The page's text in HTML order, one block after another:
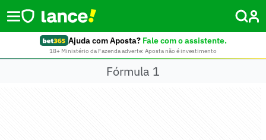
Ajuda com Aposta? Fale com o assistente.
18+ Ministério da Fazenda adverte: Aposta não é investimento
Fórmula 1